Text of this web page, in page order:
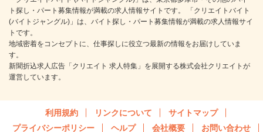
ト探し・パート募集情報が満載の求人情報サイトです。 「クリエイトバイト
(バイトジャングル)」は、バイト探し・パート募集情報が満載の求人情報サイ
トです。
地域密着をコンセプトに、仕事探しに役立つ最新の情報をお届けしていま
す。
新聞折込求人広告「クリエイト 求人特集」を展開する株式会社クリエイトが
運営しています。
利用規約 リンクについて
サイトマップ
プライバシーポリシー
ヘルプ 会社概要 お問い合わせ